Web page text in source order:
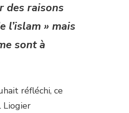
des raisons
l’islam » mais
sont à
réfléchi, ce
Liogier